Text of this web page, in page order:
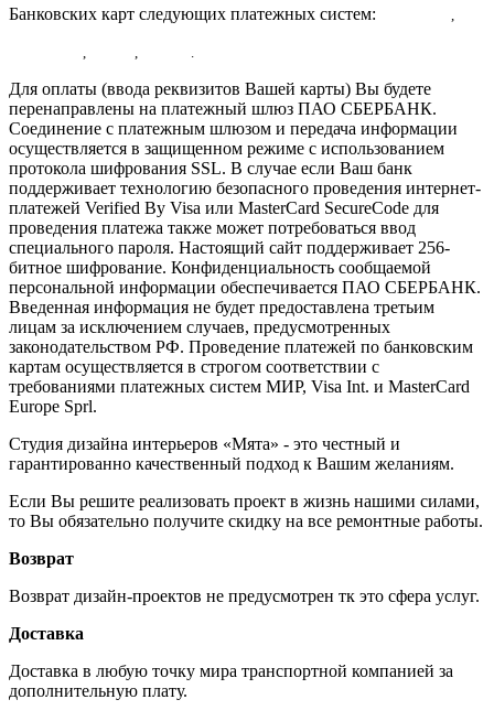
Банковских карт следующих платежных систем:
,
, , .
Для оплаты (ввода реквизитов Вашей карты) Вы будете
перенаправлены на платежный шлюз ПАО СБЕРБАНК.
Соединение с платежным шлюзом и передача информации
осуществляется в защищенном режиме с использованием
протокола шифрования SSL. В случае если Ваш банк
поддерживает технологию безопасного проведения интернет-
платежей Verified By Visa или MasterCard SecureCode для
проведения платежа также может потребоваться ввод
специального пароля. Настоящий сайт поддерживает 256-
битное шифрование. Конфиденциальность сообщаемой
персональной информации обеспечивается ПАО СБЕРБАНК.
Введенная информация не будет предоставлена третьим
лицам за исключением случаев, предусмотренных
законодательством РФ. Проведение платежей по банковским
картам осуществляется в строгом соответствии с
требованиями платежных систем МИР, Visa Int. и MasterCard
Europe Sprl.
Студия дизайна интерьеров «Мята» - это честный и
гарантированно качественный подход к Вашим желаниям.
Если Вы решите реализовать проект в жизнь нашими силами,
то Вы обязательно получите скидку на все ремонтные работы.
Возврат
Возврат дизайн-проектов не предусмотрен тк это сфера услуг.
Доставка
Доставка в любую точку мира транспортной компанией за
дополнительную плату.